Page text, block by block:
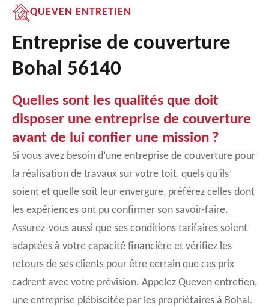
QUEVEN ENTRETIEN
Entreprise de couverture
Bohal 56140
Quelles sont les qualités que doit
disposer une entreprise de couverture
avant de lui confier une mission ?
Si vous avez besoin d’une entreprise de couverture pour
la réalisation de travaux sur votre toit, quels qu’ils
soient et quelle soit leur envergure, préférez celles dont
les expériences ont pu confirmer son savoir-faire.
Assurez-vous aussi que ses conditions tarifaires soient
adaptées à votre capacité financière et vérifiez les
retours de ses clients pour être certain que ces prix
cadrent avec votre prévision. Appelez Queven entretien,
une entreprise plébiscitée par les propriétaires à Bohal.